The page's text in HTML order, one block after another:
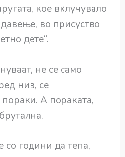
кое вклучувало
во присуство
дете“.
не се само
нив, се
А пораката,
со години да тепа,